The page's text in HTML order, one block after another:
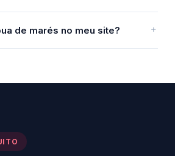
de marés no meu site?